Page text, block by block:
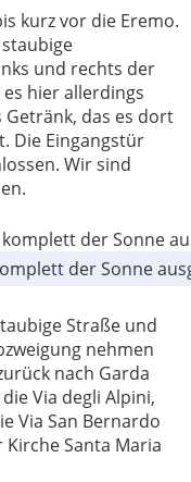
kurz vor die Eremo.
und rechts der
hier allerdings
das es dort
Die Eingangstür
Wir sind
der Sonne
Straße und
nehmen
nach Garda
Via degli Alpini,
Via San Bernardo
Santa Maria